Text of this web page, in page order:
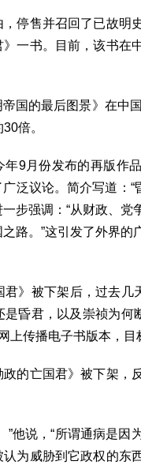
停售并召回了已故明
一书。目前，该书在
国的最后图景》在中
倍。
年9月份发布的再版作
泛议论。简介写道：“
步强调：“从财政、
路。”这引发了外界
》被下架后，过去几
昏君，以及崇祯为
上传播电子书版本，目
的亡国君》被下架，
”他说，“所谓通病是因
为威胁到它政权的东